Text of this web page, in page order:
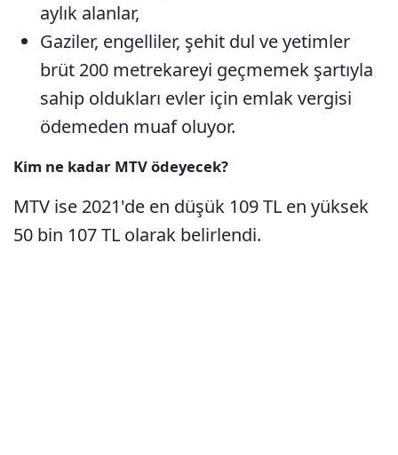
aylık alanlar,
Gaziler, engelliler, şehit dul ve yetimler
brüt 200 metrekareyi geçmemek şartıyla
sahip oldukları evler için emlak vergisi
ödemeden muaf oluyor.
Kim ne kadar MTV ödeyecek?
MTV ise 2021'de en düşük 109 TL en yüksek
50 bin 107 TL olarak belirlendi.